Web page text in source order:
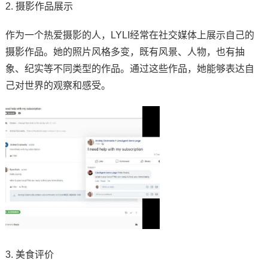
2. 摄影作品展示
作为一个热爱摄影的人，LYLI经常在社交媒体上展示自己的
摄影作品。她的照片风格多变，既有风景、人物，也有抽
象、纪实等不同类型的作品。通过这些作品，她能够表达自
己对世界的观察和感受。
3. 美食评价